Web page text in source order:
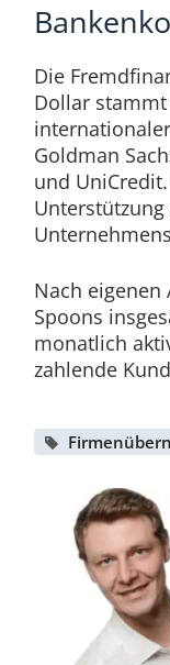
Die
Dollar
Goldman
und
Unterstützung
Nach eigenen
Spoons
monatlich
zahlende